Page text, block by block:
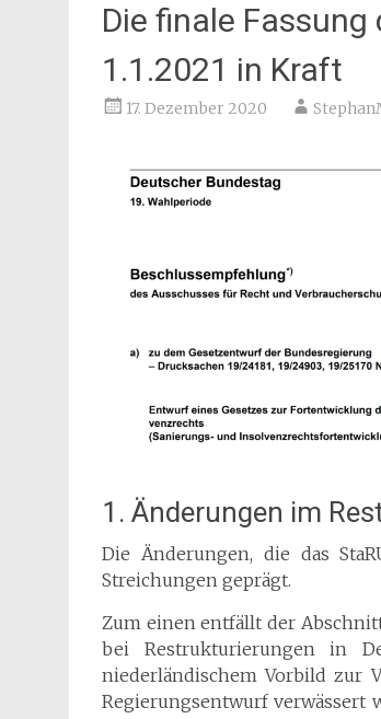
Die finale
1.1.2021 in Kraft
17. Dezember 2020
1. Änderungen im
Die Änderungen, die das
Streichungen geprägt.
Zum einen entfällt der
bei Restrukturierungen in
niederländischem Vorbild zur
Regierungsentwurf verwässert